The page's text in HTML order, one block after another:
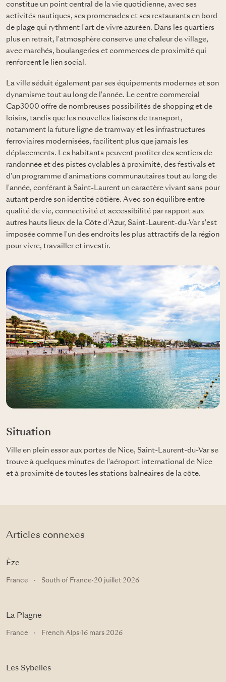
constitue un point central de la vie quotidienne, avec ses
activités nautiques, ses promenades et ses restaurants en bord
de plage qui rythment l'art de vivre azuréen. Dans les quartiers
plus en retrait, l'atmosphère conserve une chaleur de village,
avec marchés, boulangeries et commerces de proximité qui
renforcent le lien social.
La ville séduit également par ses équipements modernes et son
dynamisme tout au long de l'année. Le centre commercial
Cap3000 offre de nombreuses possibilités de shopping et de
loisirs, tandis que les nouvelles liaisons de transport,
notamment la future ligne de tramway et les infrastructures
ferroviaires modernisées, facilitent plus que jamais les
déplacements. Les habitants peuvent profiter des sentiers de
randonnée et des pistes cyclables à proximité, des festivals et
d'un programme d'animations communautaires tout au long de
l'année, conférant à Saint-Laurent un caractère vivant sans pour
autant perdre son identité côtière. Avec son équilibre entre
qualité de vie, connectivité et accessibilité par rapport aux
autres hauts lieux de la Côte d'Azur, Saint-Laurent-du-Var s'est
imposée comme l'un des endroits les plus attractifs de la région
pour vivre, travailler et investir.
Situation
Ville en plein essor aux portes de Nice, Saint-Laurent-du-Var se
trouve à quelques minutes de l'aéroport international de Nice
et à proximité de toutes les stations balnéaires de la côte.
Articles connexes
Èze
France · South of France·20 juillet 2026
La Plagne
France · French Alps· 16 mars 2026
Les Sybelles